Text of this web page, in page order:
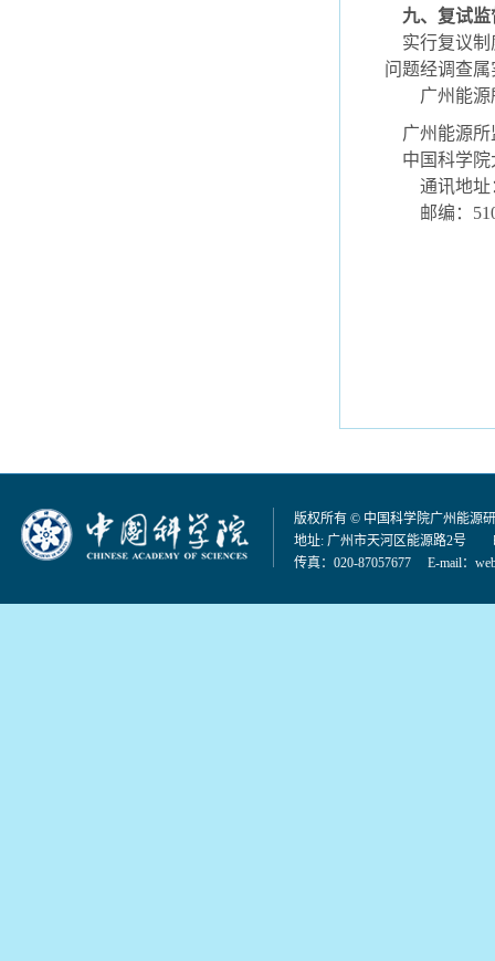
九、复试
实行复议制
问题经调查
广州能源所
广州能源所
中国科学院
通讯地址：
邮编：
版权所有 © 中国科学院广州能源
地址: 广州市天河区能源路2号
传真：020-87057677 E-mail：